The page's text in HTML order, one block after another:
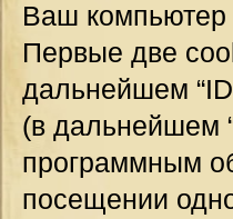
Ваш компьютер
Первые две
дальнейшем
(в дальнейшем
программным
посещении